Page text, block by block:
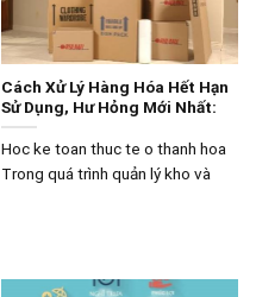
Cách Xử Lý Hàng Hóa Hết Hạn
Sử Dụng, Hư Hỏng Mới Nhất:
Hoc ke toan thuc te o thanh hoa
Trong quá trình quản lý kho và